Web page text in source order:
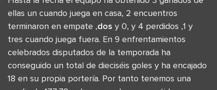
ellas un cuando juega en casa, 2 encuentros
terminaron en empate ,dos y 0, y 4 perdidos ,1 y
tres cuando juega fuera. En 9 enfrentamientos
celebrados disputados de la temporada ha
conseguido un total de dieciséis goles y ha encajado
18 en su propia portería. Por tanto tenemos una